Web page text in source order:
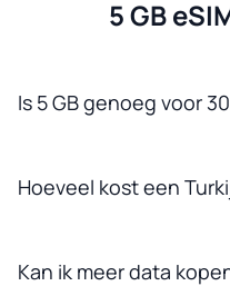
5 GB
Is 5 GB genoeg voor
Hoeveel kost een
Kan ik meer data